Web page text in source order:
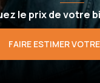
le prix de votre
FAIRE ESTIMER